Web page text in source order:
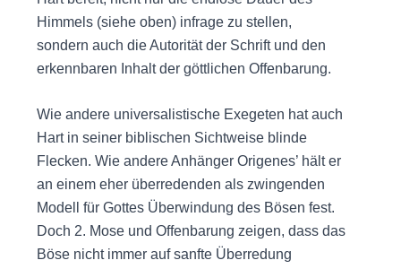
Himmels (siehe oben) infrage zu stellen,
sondern auch die Autorität der Schrift und den
erkennbaren Inhalt der göttlichen Offenbarung.
Wie andere universalistische Exegeten hat auch
Hart in seiner biblischen Sichtweise blinde
Flecken. Wie andere Anhänger Origenes’ hält er
an einem eher überredenden als zwingenden
Modell für Gottes Überwindung des Bösen fest.
Doch 2. Mose und Offenbarung zeigen, dass das
Böse nicht immer auf sanfte Überredung